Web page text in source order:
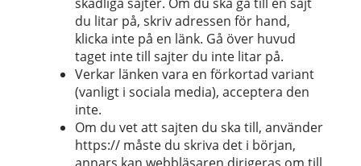
du litar på, skriv adressen för hand,
klicka inte på en länk. Gå över huvud
taget inte till sajter du inte litar på.
Verkar länken vara en förkortad variant
(vanligt i sociala media), acceptera den
inte.
Om du vet att sajten du ska till, använder
https:// måste du skriva det i början,